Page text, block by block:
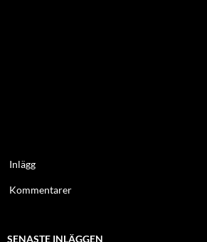
Inlägg
Kommentarer
SENASTE INLÄGGEN